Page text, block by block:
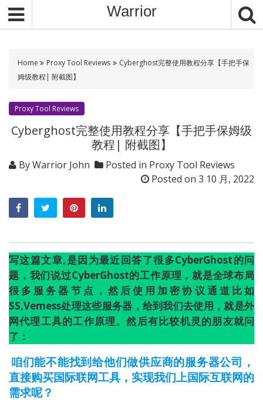
Warrior
Home Proxy Tool Reviews
Cyberghost完整使用教程分享【手把手保
姆级教程| 附截图】
Proxy Tool Reviews
Cyberghost完整使用教程分享【手把手保姆级
教程| 附截图】
ByWarrior John Posted in Proxy Tool Reviews
Posted on 3 10 月, 2022
写这篇文章,是因为最近回答了很多CyberGhost的问
题，我们说过CyberGhost的工作原理，就是全球布局
很多服务器节点，然后使用加密协议通道比如
SS,Vemess处理这些服务器，给到我们去使用，就是外
网代理工具的工作原理。然后有比较机灵的朋友就问
了：
咱们能不能找到给他们做供应商的服务器公司，
直接购买国际联网工具，实现我们上国际互联网的
需求呢？